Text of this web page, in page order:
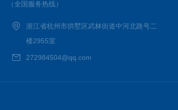
（全国服务热线）
浙江省杭州市拱墅区武林街道中河北路号二
楼2955室
272984504@qq.com